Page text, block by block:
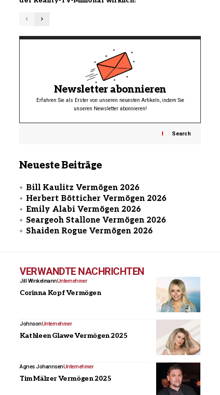
Newsletter abonnieren
Erfahren Sie als Erster von unseren neuesten Artikeln, indem Sie
unseren Newsletter abonnieren!
Search
Neueste Beiträge
Bill Kaulitz Vermögen 2026
Herbert Bötticher Vermögen 2026
Emily Alabi Vermögen 2026
Seargeoh Stallone Vermögen 2026
Shaiden Rogue Vermögen 2026
VERWANDTE NACHRICHTEN
Jill WinkelmannUnternehmer
Corinna Kopf Vermögen
JohnsonUnternehmer
Kathleen Glawe Vermögen 2025
Agnes JohannsenUnternehmer
Tim Mälzer Vermögen 2025